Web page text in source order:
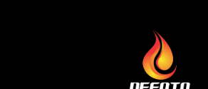
Valorizamos sua privacidade